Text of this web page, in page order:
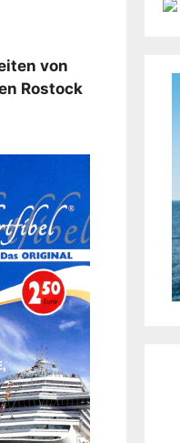
von
Rostock